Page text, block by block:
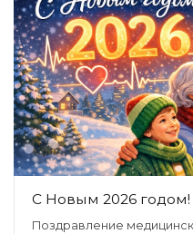
С Новым 2026 годом!
Поздравление